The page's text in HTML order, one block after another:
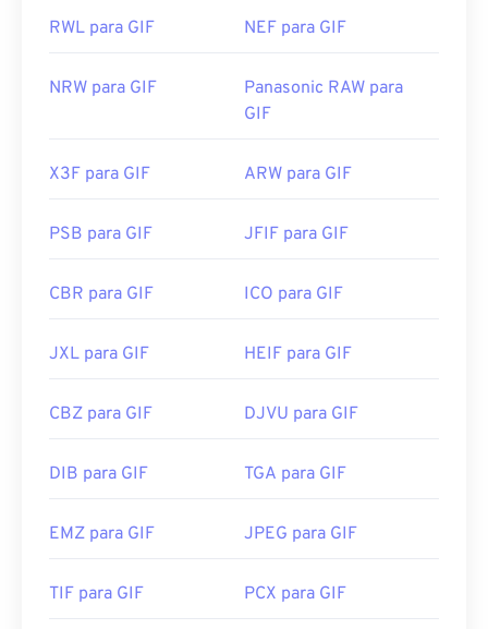
RWL para GIF NEF para GIF
NRW para GIF
Panasonic RAW para
GIF
X3F para GIF ARW para GIF
PSB para GIF JFIF para GIF
CBR para GIF ICO para GIF
JXL para GIF HEIF para GIF
CBZ para GIF DJVU para GIF
DIB para GIF TGA para GIF
EMZ para GIF JPEG para GIF
TIF para GIF PCX para GIF